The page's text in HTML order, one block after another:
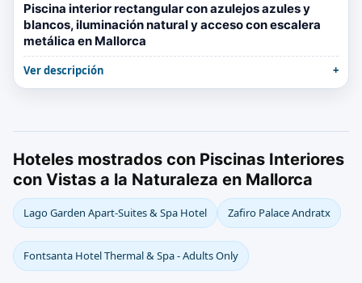
Piscina interior rectangular con azulejos azules y
blancos, iluminación natural y acceso con escalera
metálica en Mallorca
Ver descripción
Hoteles mostrados con Piscinas Interiores
con Vistas a la Naturaleza en Mallorca
Lago Garden Apart-Suites & Spa Hotel Zafiro Palace Andratx
Fontsanta Hotel Thermal & Spa - Adults Only